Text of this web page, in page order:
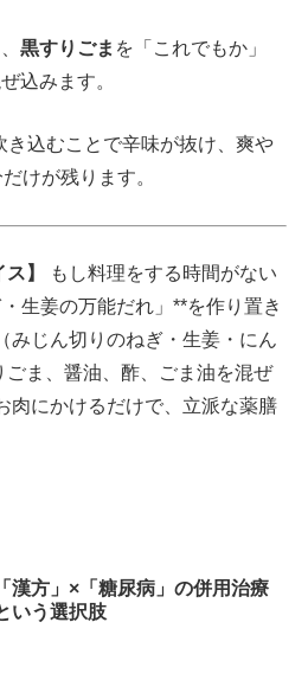
黒すりごま を「これでもか」
込みます。
き込むことで辛味が抜け、爽や
けが残ります。
】
もし料理をする時間がない
生姜の万能だれ」**を作り置き
みじん切りのねぎ・生姜・にん
ま、醤油、酢、ごま油を混ぜ
肉にかけるだけで、立派な薬膳
「漢方」×「糖尿病」の併用治療
いう選択肢